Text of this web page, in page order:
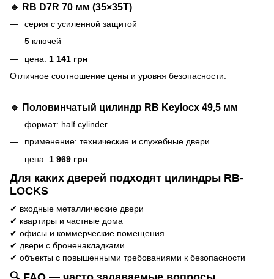
🔹 RB D7R 70 мм (35×35T)
серия с усиленной защитой
5 ключей
цена: 1 141 грн
Отличное соотношение цены и уровня безопасности.
🔹 Половинчатый цилиндр RB Keylocx 49,5 мм
формат: half cylinder
применение: технические и служебные двери
цена: 1 969 грн
Для каких дверей подходят цилиндры RB-
LOCKS
✔ входные металлические двери
✔ квартиры и частные дома
✔ офисы и коммерческие помещения
✔ двери с броненакладками
✔ объекты с повышенными требованиями к безопасности